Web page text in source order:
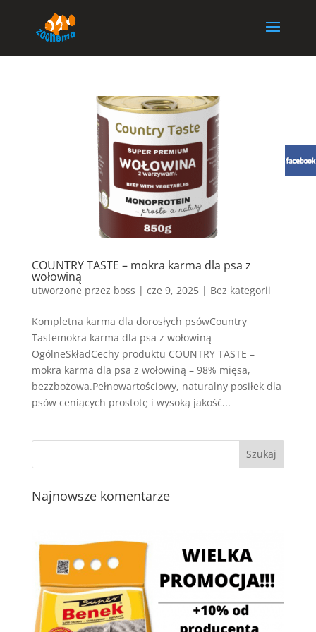
COUNTRY TASTE – mokra karma dla psa z
wołowiną
utworzone przez boss | cze 9, 2025| Bez kategorii
Kompletna karma dla dorosłych psówCountry
Tastemokra karma dla psa z wołowiną
OgólneSkładCechy produktu COUNTRY TASTE –
mokra karma dla psa z wołowiną – 98% mięsa,
bezzbożowa.Pełnowartościowy, naturalny posiłek dla
psów ceniących prostotę i wysoką jakość...
Najnowsze komentarze